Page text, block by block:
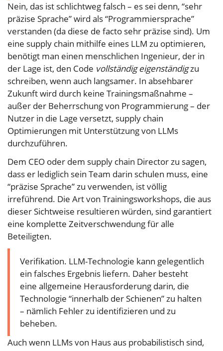
Nein, das ist schlichtweg falsch – es sei denn, “sehr
präzise Sprache” wird als “Programmiersprache”
verstanden (da diese de facto sehr präzise sind). Um
eine supply chain mithilfe eines LLM zu optimieren,
benötigt man einen menschlichen Ingenieur, der in
der Lage ist, den Code vollständig eigenständigzu
schreiben, wenn auch langsamer. In absehbarer
Zukunft wird durch keine Trainingsmaßnahme –
außer der Beherrschung von Programmierung – der
Nutzer in die Lage versetzt, supply chain
Optimierungen mit Unterstützung von LLMs
durchzuführen.
Dem CEO oder dem supply chain Director zu sagen,
dass er lediglich sein Team darin schulen muss, eine
“präzise Sprache” zu verwenden, ist völlig
irreführend. Die Art von Trainingsworkshops, die aus
dieser Sichtweise resultieren würden, sind garantiert
eine komplette Zeitverschwendung für alle
Beteiligten.
Verifikation. LLM-Technologie kann gelegentlich
ein falsches Ergebnis liefern. Daher besteht
eine allgemeine Herausforderung darin, die
Technologie “innerhalb der Schienen” zu halten
– nämlich Fehler zu identifizieren und zu
beheben.
Auch wenn LLMs von Haus aus probabilistisch sind,